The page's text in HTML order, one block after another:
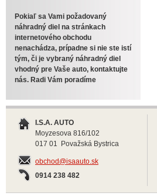
Pokiaľ sa Vami požadovaný
náhradný diel na stránkach
internetového obchodu
nenachádza, prípadne si nie ste istí
tým, či je vybraný náhradný diel
vhodný pre Vaše auto, kontaktujte
nás. Radi Vám poradíme
I.S.A. AUTO
Moyzesova 816/102
017 01 Považská Bystrica
obchod@isaauto.sk
0914 238 482